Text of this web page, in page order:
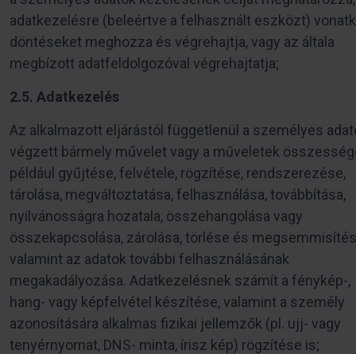
adatkezelésre (beleértve a felhasznált eszközt)
döntéseket meghozza és végrehajtja, vagy az általa
megbízott adatfeldolgozóval végrehajtatja;
2.5. Adatkezelés
Az alkalmazott eljárástól függetlenül a személyes
végzett bármely művelet vagy a műveletek
például gyűjtése, felvétele, rögzítése, rendszerezése,
tárolása, megváltoztatása, felhasználása, továbbítása,
nyilvánosságra hozatala, összehangolása vagy
összekapcsolása, zárolása, törlése és
valamint az adatok további felhasználásának
megakadályozása. Adatkezelésnek számít a fénykép-,
hang- vagy képfelvétel készítése, valamint a személy
azonosítására alkalmas fizikai jellemzők (pl. ujj- vagy
tenyérnyomat, DNS- minta, írisz kép) rögzítése is;